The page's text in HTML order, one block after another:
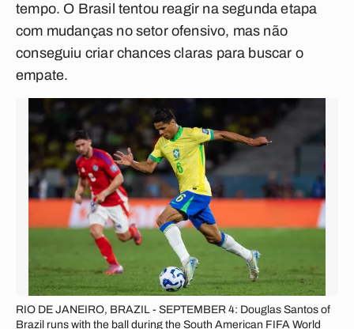
tempo. O Brasil tentou reagir na segunda etapa
com mudanças no setor ofensivo, mas não
conseguiu criar chances claras para buscar o
empate.
RIO DE JANEIRO, BRAZIL - SEPTEMBER 4: Douglas Santos of
Brazil runs with the ball during the South American FIFA World